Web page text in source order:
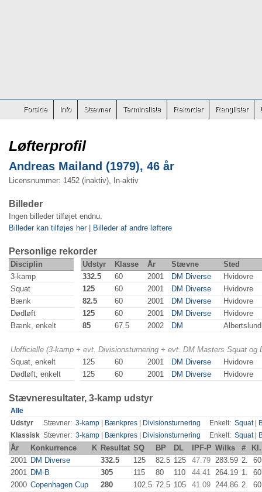
Forside Info Stævner Terminsliste Rekorder Ranglister
Løfterprofil
Andreas Mailand (1979), 46 år
Licensnummer: 1452 (inaktiv), In-aktiv
Billeder
Ingen billeder tilføjet endnu.
Billeder kan tilføjes her| Billeder af andre løftere
Personlige rekorder
Disciplin Udstyr Klasse År Stævne
Sted
3-kamp
332.5 60 2001 DM Diverse
Hvidovre
Squat
125 60 2001 DM Diverse
Hvidovre
Bænk
82.5 60 2001 DM Diverse
Hvidovre
Dødløft
125 60 2001 DM Diverse
Hvidovre
Bænk, enkelt
85 67.5 2002 DM Albertslund
Uofficielle (3-kamp + evt. Divisionsturnering + evt. DM Masters Squat
Squat, enkelt
125 60 2001 DM Diverse
Hvidovre
Dødløft, enkelt
125 60 2001 DM Diverse Hvidovre
Stævneresultater, 3-kamp udstyr
Alle
Udstyr
Stævner: 3-kamp Bænkpres Divisionsturnering Enkelt: Squat|
Klassisk Stævner: 3-kamp Bænkpres Divisionsturnering Enkelt: Squat|
År Konkurrence K Resultat SQ BP DL IPF-P Wilks #
Kl.
2001 DM Diverse 332.5 125 82.5 125 47.79 283.59 2.
60
2001 DM-B 305 115 80 110 44.41 264.19 1.
60
2000 Copenhagen Cup 280 102.5 72.5 105 41.09 244.86 2.
60